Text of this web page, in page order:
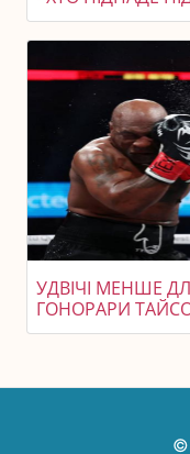
УДВІЧІ МЕНШЕ
ГОНОРАРИ
©